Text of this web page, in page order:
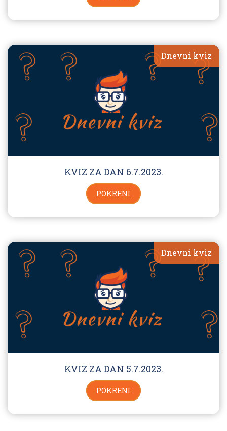
Dnevni kviz
KVIZ ZA DAN 6.7.2023.
POKRENI
Dnevni kviz
KVIZ ZA DAN 5.7.2023.
POKRENI